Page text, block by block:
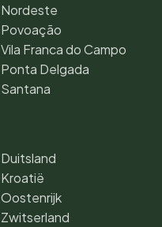
Nordeste
Povoação
Vila Franca do Campo
Ponta Delgada
Santana
Duitsland
Kroatië
Oostenrijk
Zwitserland